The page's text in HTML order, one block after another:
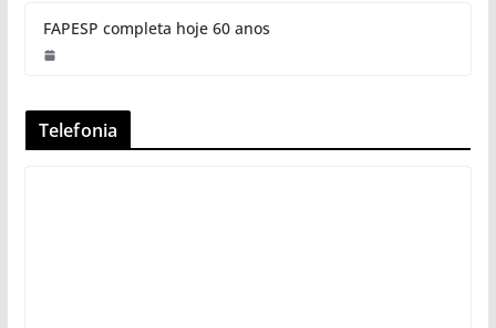
FAPESP completa hoje 60 anos
Telefonia